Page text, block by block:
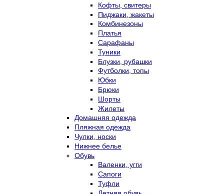
Кофты, свитеры
Пиджаки, жакеты
Комбинезоны
Платья
Сарафаны
Туники
Блузки, рубашки
Футболки, топы
Юбки
Брюки
Шорты
Жилеты
Домашняя одежда
Пляжная одежда
Чулки, носки
Нижнее белье
Обувь
Валенки, угги
Сапоги
Туфли